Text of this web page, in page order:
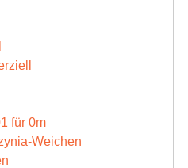
für 0m
Weichen